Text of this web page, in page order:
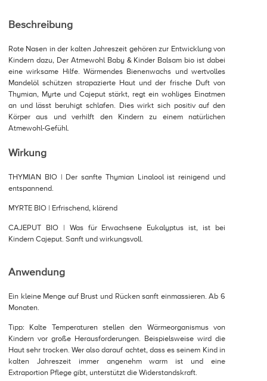
Beschreibung
Rote Nasen in der kalten Jahreszeit gehören zur Entwicklung von
Kindern dazu, Der Atmewohl Baby & Kinder Balsam bio ist dabei
eine wirksame Hilfe. Wärmendes Bienenwachs und wertvolles
Mandelöl schützen strapazierte Haut und der frische Duft von
Thymian, Myrte und Cajeput stärkt, regt ein wohliges Einatmen
an und lässt beruhigt schlafen. Dies wirkt sich positiv auf den
Körper aus und verhilft den Kindern zu einem natürlichen
Atmewohl-Gefühl.
Wirkung
THYMIAN BIO | Der sanfte Thymian Linalool ist reinigend und
entspannend.
MYRTE BIO | Erfrischend, klärend
CAJEPUT BIO | Was für Erwachsene Eukalyptus ist, ist bei
Kindern Cajeput. Sanft und wirkungsvoll.
Anwendung
Ein kleine Menge auf Brust und Rücken sanft einmassieren. Ab 6
Monaten.
Tipp: Kalte Temperaturen stellen den Wärmeorganismus von
Kindern vor große Herausforderungen. Beispielsweise wird die
Haut sehr trocken. Wer also darauf achtet, dass es seinem Kind in
kalten Jahreszeit immer angenehm warm ist und eine
Extraportion Pflege gibt, unterstützt die Widerstandskraft.